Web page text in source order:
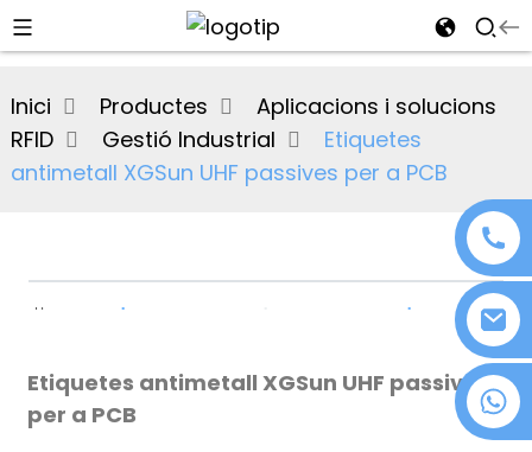
+86 18076372139
Inici Productes
Aplicacions i solucions
RFID
Gestió Industrial
Etiquetes
antimetall XGSun UHF passives per a PCB
Etiquetes antimetall XGSun UHF passives
per a PCB